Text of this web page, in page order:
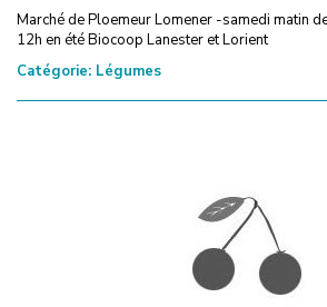
Marché de Ploemeur Lomener -samedi matin
12h en été Biocoop Lanester et Lorient
Catégorie: Légumes